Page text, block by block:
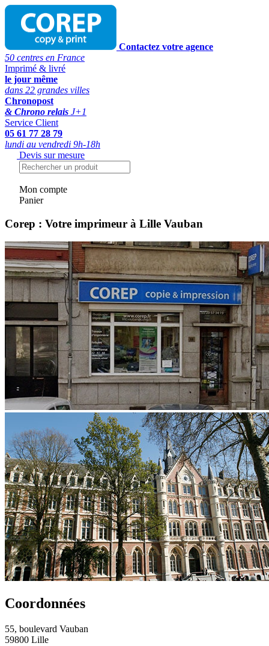
Contactez votre agence
50 centres en France
Imprimé & livré
le jour même
dans 22 grandes villes
Chronopost
& Chrono relais J+1
Service Client
05 61 77 28 79
lundi au vendredi 9h-18h
Devis sur mesure
Mon compte
Panier
Corep : Votre imprimeur à Lille Vauban
Coordonnées
55, boulevard Vauban
59800 Lille